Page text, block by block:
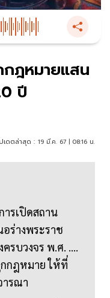
กฎหมายแสน
ปี
เดตล่าสุด : 19 มี.ค. 67 | 08:16 น.
รเปิดสถาน
อร่างพระราช
รบวงจร พ.ศ. ....
กฎหมาย ให้ที่
รณา